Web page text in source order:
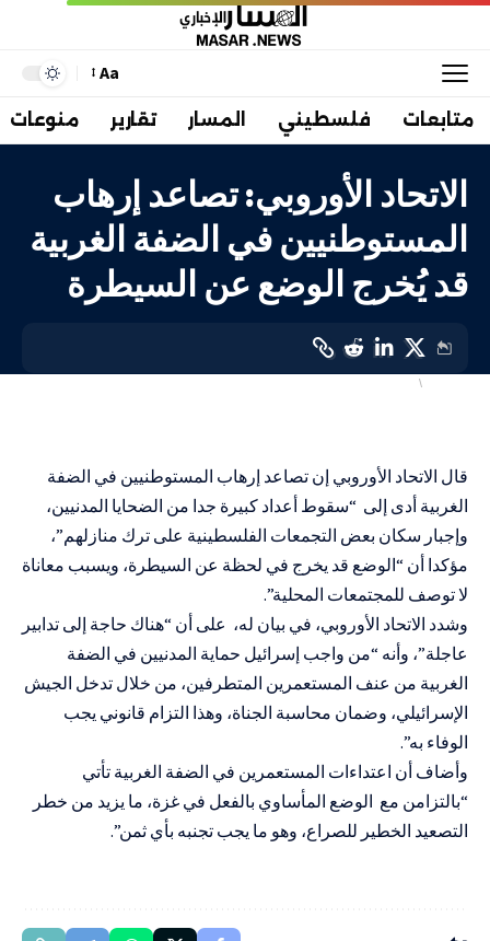
Aa
متابعات فلسطيني المسار تقارير منوعات
الاتحاد الأوروبي: تصاعد إرهاب
المستوطنيين في الضفة الغربية
قد يُخرج الوضع عن السيطرة
استيطانانتهاكات الاحتلال
قال الاتحاد الأوروبي إن تصاعد إرهاب المستوطنيين في الضفة
الغربية أدى إلى “سقوط أعداد كبيرة جدا من الضحايا المدنيين،
وإجبار سكان بعض التجمعات الفلسطينية على ترك منازلهم”،
مؤكدا أن “الوضع قد يخرج في لحظة عن السيطرة، ويسبب معاناة
لا توصف للمجتمعات المحلية”.
وشدد الاتحاد الأوروبي، في بيان له، على أن “هناك حاجة إلى تدابير
عاجلة”، وأنه “من واجب إسرائيل حماية المدنيين في الضفة
الغربية من عنف المستعمرين المتطرفين، من خلال تدخل الجيش
الإسرائيلي، وضمان محاسبة الجناة، وهذا التزام قانوني يجب
الوفاء به”.
وأضاف أن اعتداءات المستعمرين في الضفة الغربية تأتي
“بالتزامن مع الوضع المأساوي بالفعل في غزة، ما يزيد من خطر
التصعيد الخطير للصراع، وهو ما يجب تجنبه بأي ثمن”.